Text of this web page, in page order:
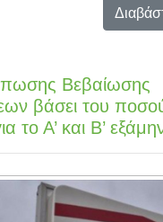
Βεβαίωσης
βάσει του
το Α’ και Β’